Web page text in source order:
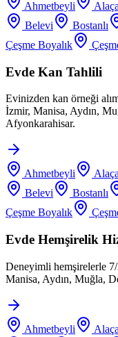
Ahmetbeyli
Belevi
Bostanlı
Çeşme Boyalık
Evde Kan Tahlili
Evinizden kan örneği
İzmir, Manisa, Aydın,
Afyonkarahisar.
Ahmetbeyli
Belevi
Bostanlı
Çeşme Boyalık
Evde Hemşirelik
Deneyimli hemşirelerle
Manisa, Aydın, Muğla,
Ahmetbeyli